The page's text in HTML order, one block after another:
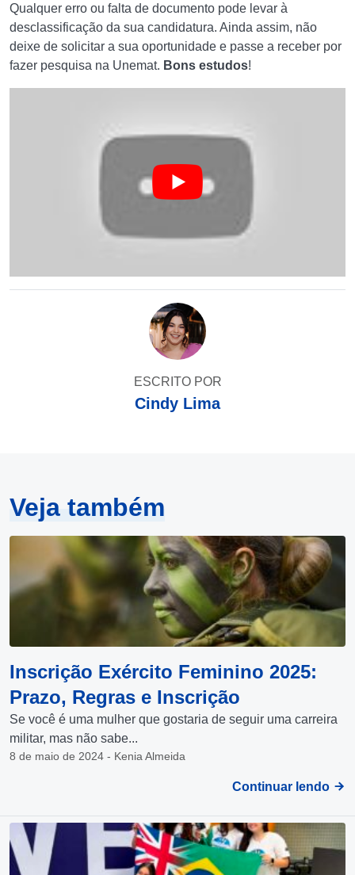
Qualquer erro ou falta de documento pode levar à
desclassificação da sua candidatura. Ainda assim, não
deixe de solicitar a sua oportunidade e passe a receber por
fazer pesquisa na Unemat. Bons estudos!
ESCRITO POR
Cindy Lima
Veja também
Inscrição Exército Feminino 2025:
Prazo, Regras e Inscrição
Se você é uma mulher que gostaria de seguir uma carreira
militar, mas não sabe...
8 de maio de 2024 - Kenia Almeida
Continuar lendo